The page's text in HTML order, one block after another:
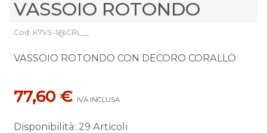
VASSOIO ROTONDO
Cod: K7VS-1@CRL__
VASSOIO ROTONDO CON DECORO CORALLO
77,60 € IVA INCLUSA
Disponibilità: 29 Articoli